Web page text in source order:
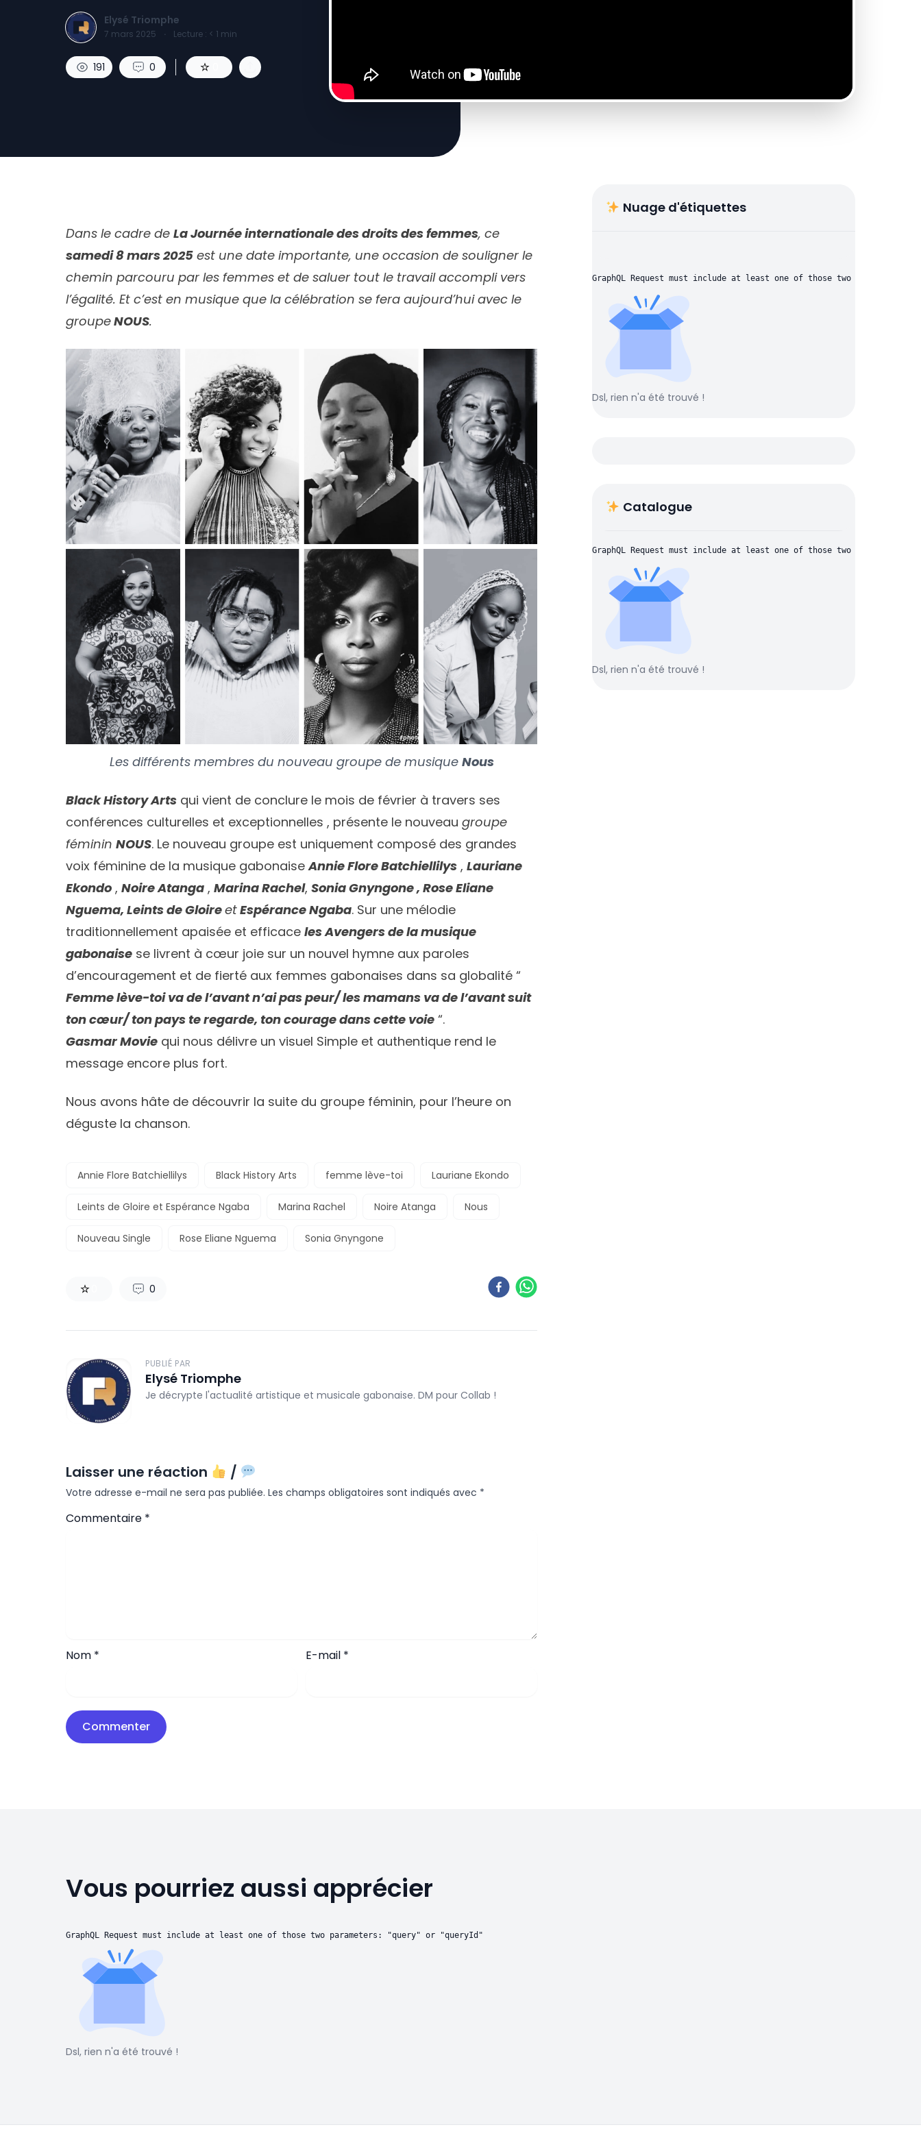
Elysé Triomphe
7 mars 2025 · Lecture : < 1 min
191 0
Dans le cadre de La Journée internationale des droits des femmes, ce
samedi 8 mars 2025 est une date importante, une occasion de souligner le
chemin parcouru par les femmes et de saluer tout le travail accompli vers
l’égalité. Et c’est en musique que la célébration se fera aujourd’hui avec le
groupeNOUS.
Les différents membres du nouveau groupe de musique Nous
Black History Arts qui vient de conclure le mois de février à travers ses
conférences culturelles et exceptionnelles , présente le nouveau groupe
féminin NOUS. Le nouveau groupe est uniquement composé des grandes
voix féminine de la musique gabonaiseAnnie Flore Batchiellilys , Lauriane
Ekondo , Noire Atanga , Marina Rachel, Sonia Gnyngone , Rose Eliane
Nguema, Leints de GloireetEspérance Ngaba. Sur une mélodie
traditionnellement apaisée et efficace les Avengers de la musique
gabonaise se livrent à cœur joie sur un nouvel hymne aux paroles
d’encouragement et de fierté aux femmes gabonaises dans sa globalité “
Femme lève-toi va de l’avant n’ai pas peur/ les mamans va de l’avant suit
ton cœur/ ton pays te regarde, ton courage dans cette voie “.
Gasmar Movie qui nous délivre un visuel Simple et authentique rend le
message encore plus fort.
Nous avons hâte de découvrir la suite du groupe féminin, pour l’heure on
déguste la chanson.
Annie Flore Batchiellilys Black History Arts femme lève-toi Lauriane Ekondo
Leints de Gloire et Espérance Ngaba Marina Rachel Noire Atanga Nous
Nouveau Single Rose Eliane Nguema Sonia Gnyngone
0
PUBLIÉ PAR
Elysé Triomphe
Je décrypte l'actualité artistique et musicale gabonaise. DM pour Collab !
Laisser une réaction /
Votre adresse e-mail ne sera pas publiée. Les champs obligatoires sont indiqués avec *
Commentaire *
Nom * E-mail *
Nuage d'étiquettes
GraphQL Request must include at least one of those two parameters:
Dsl, rien n'a été trouvé !
Catalogue
GraphQL Request must include at least one of those two parameters:
Dsl, rien n'a été trouvé !
Vous pourriez aussi apprécier
GraphQL Request must include at least one of those two parameters: "query" or "queryId"
Dsl, rien n'a été trouvé !